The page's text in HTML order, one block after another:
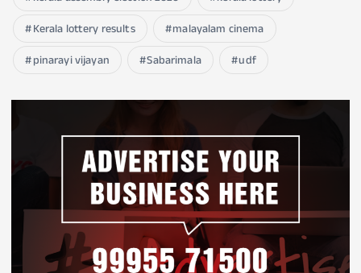
Kerala lottery results
malayalam cinema
pinarayi vijayan
Sabarimala udf